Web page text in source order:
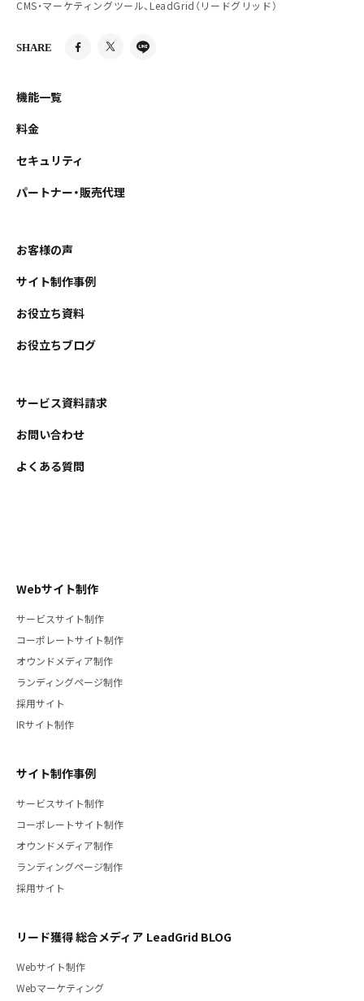
CMS・マーケティングツール、LeadGrid（リードグリッド）
SHARE
機能一覧
料金
セキュリティ
パートナー・販売代理
お客様の声
サイト制作事例
お役立ち資料
お役立ちブログ
サービス資料請求
お問い合わせ
よくある質問
Webサイト制作
サービスサイト制作
コーポレートサイト制作
オウンドメディア制作
ランディングページ制作
採用サイト
IRサイト制作
サイト制作事例
サービスサイト制作
コーポレートサイト制作
オウンドメディア制作
ランディングページ制作
採用サイト
リード獲得 総合メディア LeadGrid BLOG
Webサイト制作
Webマーケティング